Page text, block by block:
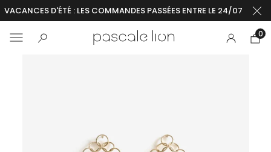
VACANCES D'ÉTÉ : LES COMMANDES PASSÉES ENTRE LE 24/07 ET
0